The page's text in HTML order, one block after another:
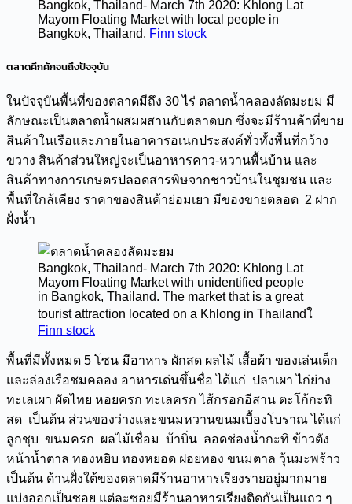
Bangkok, Thailand- March 7th 2020: Khlong Lat
Mayom Floating Market with local people in
Bangkok, Thailand. Finn stock
ตลาดคึกคักจนถึงปัจจุบัน
ในปัจจุบันพื้นที่ของตลาดมีถึง 30 ไร่ ตลาดน้ำคลองลัดมะยม มี
ลักษณะเป็นตลาดน้ำผสมผสานกับตลาดบก ซึ่งจะมีร้านค้าที่ขาย
สินค้าในเรือและภายในอาคารอเนกประสงค์ทั่วทั้งพื้นที่กว้าง
ขวาง สินค้าส่วนใหญ่จะเป็นอาหารคาว-หวานพื้นบ้าน และ
สินค้าทางการเกษตรปลอดสารพิษจากชาวบ้านในชุมชน และ
พื้นที่ใกล้เคียง ราคาของสินค้าย่อมเยา มีของขายตลอด 2 ฝาก
ฝั่งน้ำ
Bangkok, Thailand- March 7th 2020: Khlong Lat
Mayom Floating Market with unidentified people
in Bangkok, Thailand. The market that is a great
tourist attraction located on a Khlong in Thailandใ
Finn stock
พื้นที่มีทั้งหมด 5 โซน มีอาหาร ผักสด ผลไม้ เสื้อผ้า ของเล่นเด็ก
และล่องเรือชมคลอง อาหารเด่นขึ้นชื่อ ได้แก่ ปลาเผา ไก่ย่าง
ทะเลเผา ผัดไทย หอยครก ทะเลครก ไส้กรอกอีสาน ตะโก้กะทิ
สด เป็นต้น ส่วนของว่างและขนมหวานขนมเบื้องโบราณ ได้แก่
ลูกชุบ ขนมครก ผลไม้เชื่อม บ้าบิ่น ลอดช่องน้ำกะทิ ข้าวตัง
หน้าน้ำตาล ทองหยิบ ทองหยอด ฝอยทอง ขนมตาล วุ้นมะพร้าว
เป็นต้น ด้านฝั่งใต้ของตลาดมีร้านอาหารเรียงรายอยู่มากมาย
แบ่งออกเป็นซอย แต่ละซอยมีร้านอาหารเรียงติดกันเป็นแถว ๆ